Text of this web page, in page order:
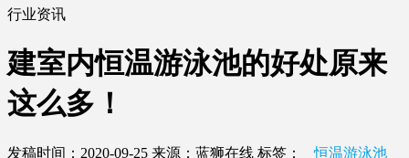
行业资讯
建室内恒温游泳池的好处原来
这么多！
发稿时间：2020-09-25 来源：蓝狮在线 标签：
恒温游泳池